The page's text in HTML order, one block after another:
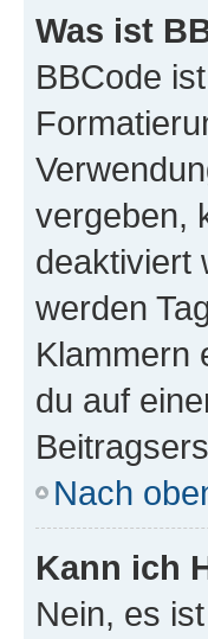
Was ist
BBCode
vergeben,
deaktiviert
werden
Klammern
du auf
Nach
Kann ich
Nein, es